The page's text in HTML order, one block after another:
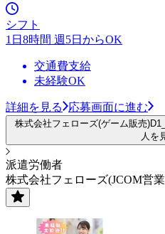
シフト
1日8時間 週5日からOK
交通費支給
未経験OK
詳細を見る 応募画面に進む
株式会社フェローズ(ゲーム販売
人を
派遣労働者
株式会社フェローズ(JCOM営